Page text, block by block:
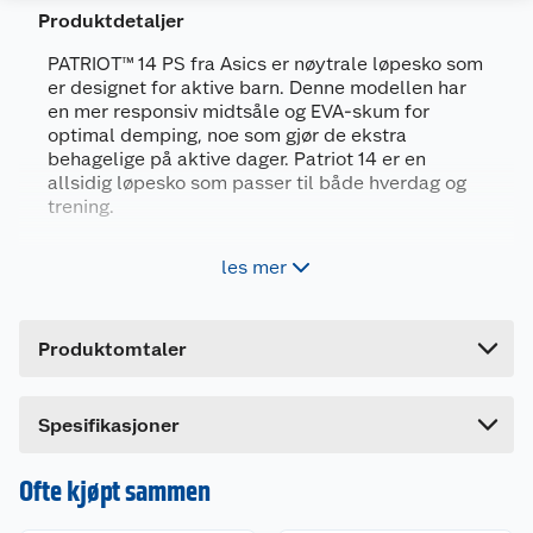
Produktdetaljer
PATRIOT™ 14 PS fra Asics er nøytrale løpesko som
er designet for aktive barn. Denne modellen har
en mer responsiv midtsåle og EVA-skum for
optimal demping, noe som gjør de ekstra
behagelige på aktive dager. Patriot 14 er en
allsidig løpesko som passer til både hverdag og
trening.
EVA-skum gir god støtabsorbering og komfort
overdel i mesh som gir optimal ventilasjon.
Overdelen er laget med minimum 30 %
les mer
Produktomtaler
Dette produktet har ikke fått noen omtale ennå.
en omtale.
Spesifikasjoner
Artikkelnummer
4571633489266
Leverandørens artikkelnummer
1014A391
Størrelse
Farge
Ofte kjøpt sammen